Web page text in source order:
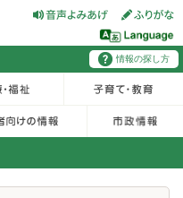
情報の探し方